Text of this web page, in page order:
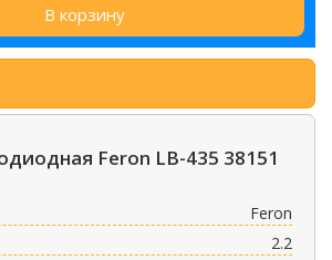
В корзину
Feron LB-435 38151
Feron
2.2